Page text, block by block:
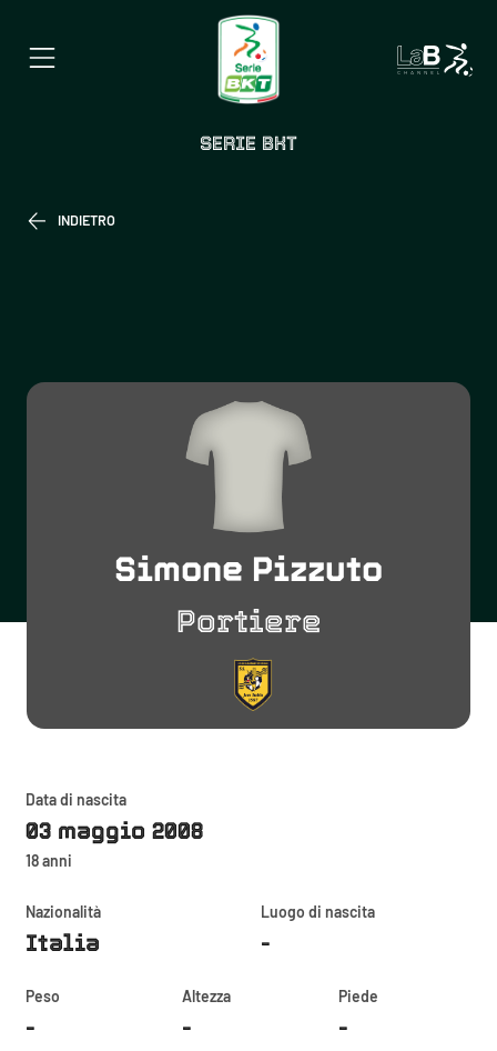
SERIE BKT
INDIETRO
Simone Pizzuto
Portiere
Data di nascita
03 maggio 2008
18 anni
Nazionalità
Italia
Luogo di nascita
-
Peso
-
Altezza
-
Piede
-